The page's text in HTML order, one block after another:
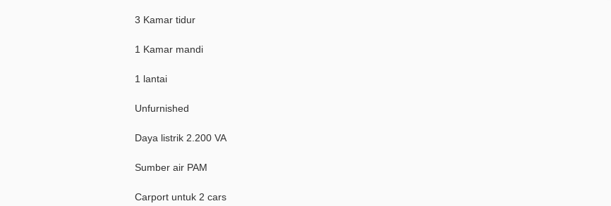
3 Kamar tidur
1 Kamar mandi
1 lantai
Unfurnished
Daya listrik 2.200 VA
Sumber air PAM
Carport untuk 2 cars